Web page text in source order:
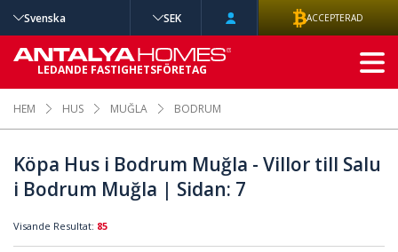
HEM HUS MUĞLA BODRUM
Köpa Hus i Bodrum Muğla - Villor till Salu
i Bodrum Muğla | Sidan: 7
Visande Resultat: 85
Svenska SEK ACCEPTERAD
LEDANDE FASTIGHETSFÖRETAG
AVANCERAD
SÖKNING